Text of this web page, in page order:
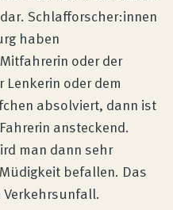
Schlafforscher:innen
haben
oder der
oder dem
absolviert, dann ist
ansteckend.
man dann sehr
befallen. Das
Verkehrsunfall.